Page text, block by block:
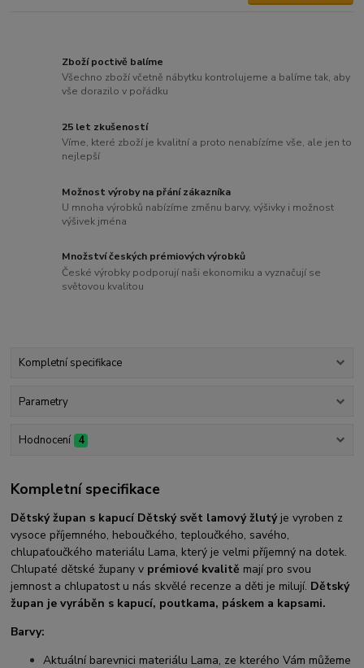
Zboží poctivě balíme
Všechno zboží včetně nábytku kontrolujeme a balíme tak, aby
vše dorazilo v pořádku
25 let zkušeností
Víme, které zboží je kvalitní a proto nenabízíme vše, ale jen to
nejlepší
Možnost výroby na přání zákazníka
U mnoha výrobků nabízíme změnu barvy, výšivky i možnost
výšivek jména
Množství českých prémiových výrobků
České výrobky podporují naši ekonomiku a vyznačují se
světovou kvalitou
Kompletní specifikace
Parametry
Hodnocení 4
Kompletní specifikace
Dětský župan s kapucí Dětský svět lamový žlutý je vyroben z
vysoce příjemného, heboučkého, teploučkého, savého,
chlupaťoučkého materiálu Lama, který je velmi příjemný na dotek.
Chlupaté dětské župany v prémiové kvalitě mají pro svou
jemnost a chlupatost u nás skvělé recenze a děti je milují. Dětský
župan je vyráběn s kapucí, poutkama, páskem a kapsami.
Barvy:
Aktuální barevnici materiálu Lama, ze kterého Vám můžeme